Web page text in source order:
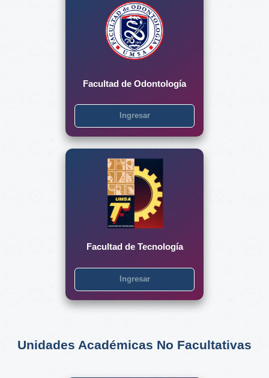
Facultad de Odontología
Ingresar
Facultad de Tecnología
Ingresar
Unidades Académicas No Facultativas